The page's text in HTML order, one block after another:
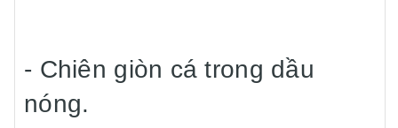
- Chiên giòn cá trong dầu
nóng.